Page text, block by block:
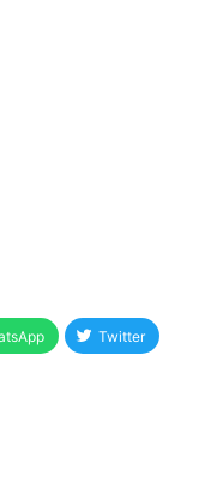
Twitter